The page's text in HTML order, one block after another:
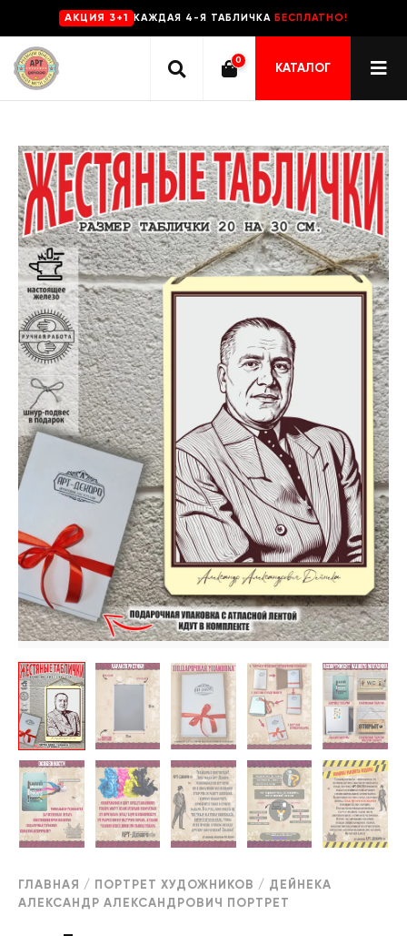
AKЦИЯ 3+1 КАЖДАЯ 4-Я ТАБЛИЧКА БЕСПЛАТНО!
0
КАТАЛОГ
ГЛАВНАЯ / ПОРТРЕТ ХУДОЖНИКОВ / ДЕЙНЕКА
АЛЕКСАНДР АЛЕКСАНДРОВИЧ ПОРТРЕТ